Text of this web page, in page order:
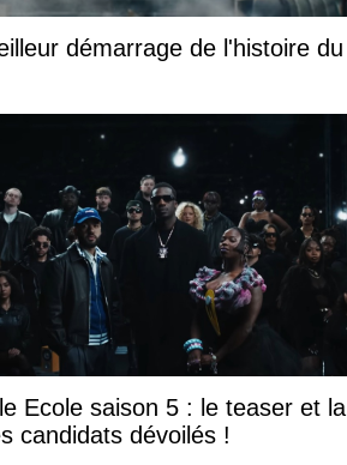
démarrage de l'histoire du
Ecole saison 5 : le teaser et la
candidats dévoilés !